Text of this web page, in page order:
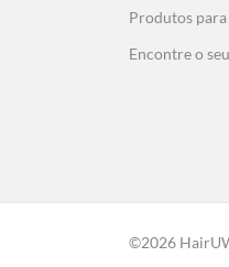
Produtos
Encontre o
©2026